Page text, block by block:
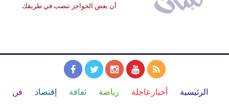
أن بعض الحواجز تنصب في طريقك
الرئيسية أخبارعاجلة رياضة ثقافة إقتصاد فن